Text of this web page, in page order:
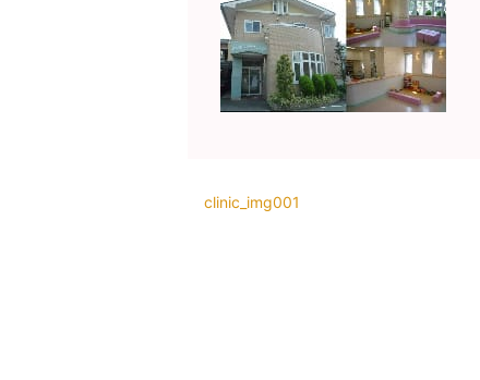
clinic_img001